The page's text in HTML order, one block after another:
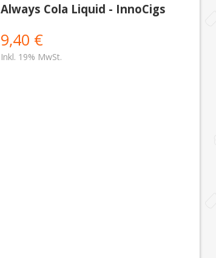
Always Cola Liquid - InnoCigs
9,40 €
Inkl. 19% MwSt.